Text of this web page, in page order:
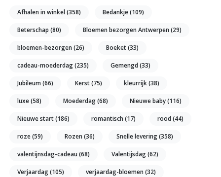
Afhalen in winkel(358) Bedankje(109)
Beterschap (80) Bloemen bezorgen Antwerpen(29)
bloemen-bezorgen(26) Boeket(33)
cadeau-moederdag(235) Gemengd(33)
Jubileum(66) Kerst(75) kleurrijk(38)
luxe(58) Moederdag(68) Nieuwe baby(116)
Nieuwe start(186) romantisch(17) rood(44)
roze(59) Rozen(36) Snelle levering(358)
valentijnsdag-cadeau(68) Valentijsdag(62)
Verjaardag(105) verjaardag-bloemen(32)